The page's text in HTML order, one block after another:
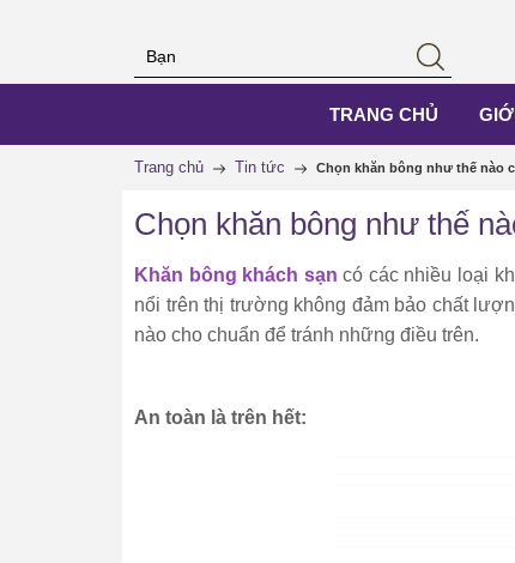
TRANG CHỦ
Trang chủ Tin tức Chọn khăn bông như thế nào
Chọn khăn bông như thế
Khăn bông khách sạncó các nhiều loại
nổi trên thị trường không đảm bảo chất
nào cho chuẩn để tránh những điều trên.
An toàn là trên hết: